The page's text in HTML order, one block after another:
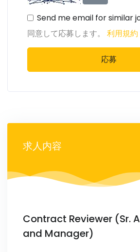
Send me email for similar
同意して応募します。 利用規約
応募
求人内容
Contract Reviewer (Sr.
and Manager)